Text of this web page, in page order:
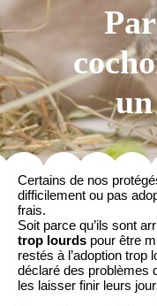
Certains de nos
difficilement ou pas
frais.
Soit parce qu’ils sont
trop lourds pour être
restés à l’adoption trop
déclaré des problèmes
les laisser finir leurs